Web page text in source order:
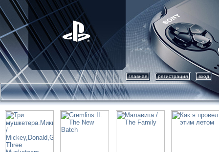
главная регистрация вход